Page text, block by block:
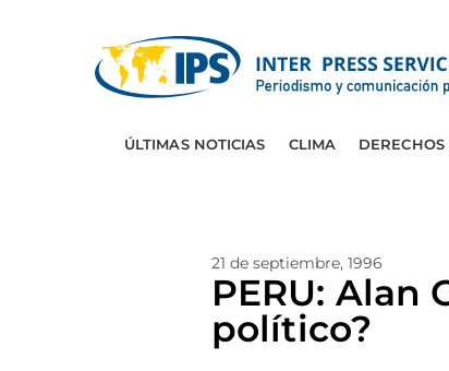
ÚLTIMAS NOTICIAS CLIMA
21 de septiembre, 1996
PERU: Alan
político?